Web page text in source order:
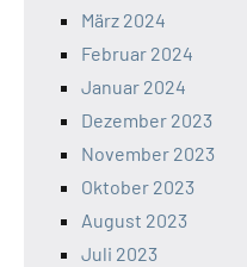
März 2024
Februar 2024
Januar 2024
Dezember 2023
November 2023
Oktober 2023
August 2023
Juli 2023